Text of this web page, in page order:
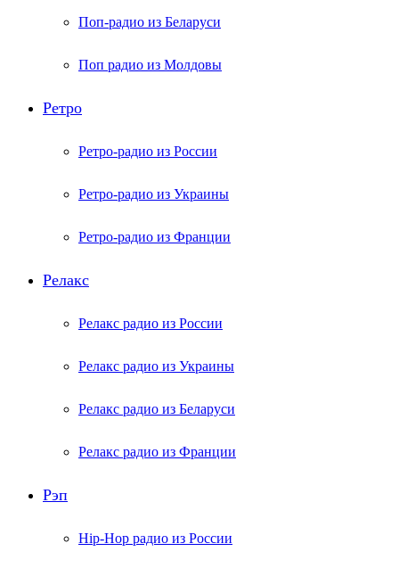
Поп-радио из Беларуси
Поп радио из Молдовы
Ретро
Ретро-радио из России
Ретро-радио из Украины
Ретро-радио из Франции
Релакс
Релакс радио из России
Релакс радио из Украины
Релакс радио из Беларуси
Релакс радио из Франции
Рэп
Hip-Hop радио из России